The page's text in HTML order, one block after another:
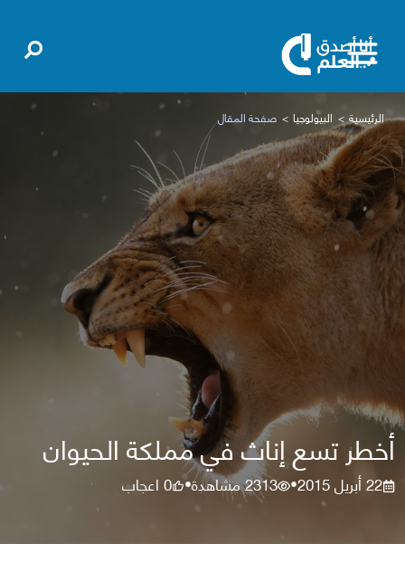
الرئيسية البيولوجيا صفحة المقال
أخطر تسع إناث في مملكة الحيوان
22 أبريل 2015 •
2313مشاهدة•
0اعجاب